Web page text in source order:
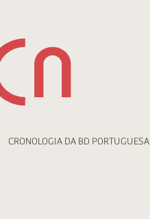
CRONOLOGIA DA BD PORTUGUESA